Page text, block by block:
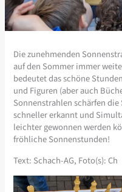
Die zunehmenden
auf den Sommer immer
bedeutet das schöne
und Figuren (aber auch
Sonnenstrahlen schärfen
schneller erkannt und
leichter gewonnen werden
fröhliche Sonnenstunden!
Text: Schach-AG, Foto(s): Ch